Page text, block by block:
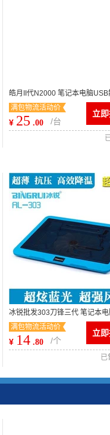
皓月II代N2000 笔记本电脑
散热器功能强
满包物流活动价
¥ 25 .00 /台
立
冰锐批发303刀锋三代 笔记本
/散热垫超薄
满包物流活动价
¥ 14 .80 /个
立